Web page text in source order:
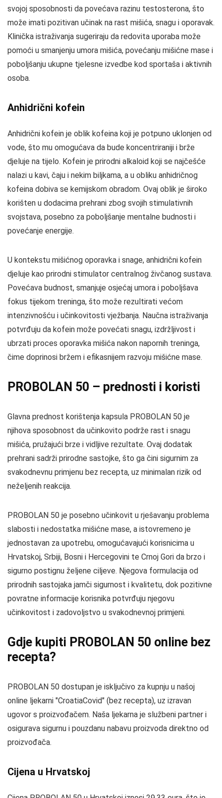
svojoj sposobnosti da povećava razinu testosterona, što
može imati pozitivan učinak na rast mišića, snagu i oporavak.
Klinička istraživanja sugeriraju da redovita uporaba može
pomoći u smanjenju umora mišića, povećanju mišićne mase i
poboljšanju ukupne tjelesne izvedbe kod sportaša i aktivnih
osoba.
Anhidrični kofein
Anhidrični kofein je oblik kofeina koji je potpuno uklonjen od
vode, što mu omogućava da bude koncentriraniji i brže
djeluje na tijelo. Kofein je prirodni alkaloid koji se najčešće
nalazi u kavi, čaju i nekim biljkama, a u obliku anhidričnog
kofeina dobiva se kemijskom obradom. Ovaj oblik je široko
korišten u dodacima prehrani zbog svojih stimulativnih
svojstava, posebno za poboljšanje mentalne budnosti i
povećanje energije.
U kontekstu mišićnog oporavka i snage, anhidrični kofein
djeluje kao prirodni stimulator centralnog živčanog sustava.
Povećava budnost, smanjuje osjećaj umora i poboljšava
fokus tijekom treninga, što može rezultirati većom
intenzivnošću i učinkovitosti vježbanja. Naučna istraživanja
potvrđuju da kofein može povećati snagu, izdržljivost i
ubrzati proces oporavka mišića nakon napornih treninga,
čime doprinosi bržem i efikasnijem razvoju mišićne mase.
PROBOLAN 50 – prednosti i koristi
Glavna prednost korištenja kapsula PROBOLAN 50 je
njihova sposobnost da učinkovito podrže rast i snagu
mišića, pružajući brze i vidljive rezultate. Ovaj dodatak
prehrani sadrži prirodne sastojke, što ga čini sigurnim za
svakodnevnu primjenu bez recepta, uz minimalan rizik od
neželjenih reakcija.
PROBOLAN 50 je posebno učinkovit u rješavanju problema
slabosti i nedostatka mišićne mase, a istovremeno je
jednostavan za upotrebu, omogućavajući korisnicima u
Hrvatskoj, Srbiji, Bosni i Hercegovini te Crnoj Gori da brzo i
sigurno postignu željene ciljeve. Njegova formulacija od
prirodnih sastojaka jamči sigurnost i kvalitetu, dok pozitivne
povratne informacije korisnika potvrđuju njegovu
učinkovitost i zadovoljstvo u svakodnevnoj primjeni.
Gdje kupiti PROBOLAN 50 online bez
recepta?
PROBOLAN 50 dostupan je isključivo za kupnju u našoj
online ljekarni "CroatiaCovid" (bez recepta), uz izravan
ugovor s proizvođačem. Naša ljekarna je službeni partner i
osigurava sigurnu i pouzdanu nabavu proizvoda direktno od
proizvođača.
Cijena u Hrvatskoj